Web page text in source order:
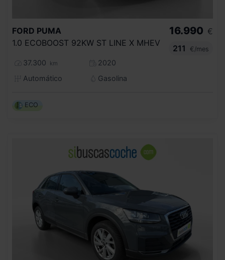
FORD PUMA
1.0 ECOBOOST 92KW ST LINE X MHEV
37.300 km
2020
Automático
Gasolina
16.990 €
211
€/mes
ECO